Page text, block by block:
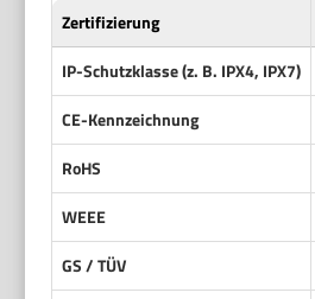
Zertifizierung
IP-Schutzklasse (z. B. IPX4, IPX7)
CE-Kennzeichnung
RoHS
WEEE
GS / TÜV